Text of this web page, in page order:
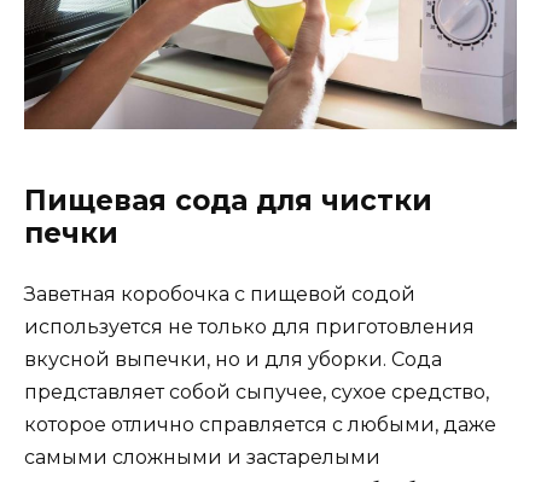
Пищевая сода для чистки
печки
Заветная коробочка с пищевой содой
используется не только для приготовления
вкусной выпечки, но и для уборки. Сода
представляет собой сыпучее, сухое средство,
которое отлично справляется с любыми, даже
самыми сложными и застарелыми